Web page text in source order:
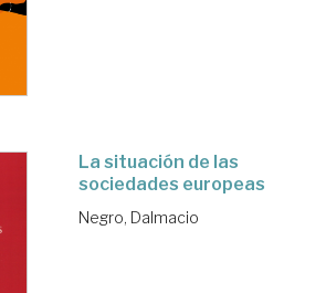
La situación de las
sociedades europeas
Negro, Dalmacio